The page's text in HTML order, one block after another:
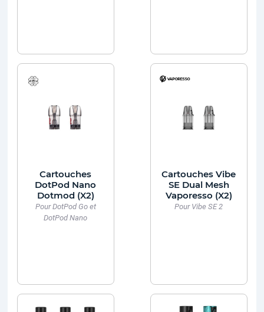
Cartouches
DotPod Nano
Dotmod (X2)
Pour DotPod Go et
DotPod Nano
Cartouches Vibe
SE Dual Mesh
Vaporesso (X2)
Pour Vibe SE 2